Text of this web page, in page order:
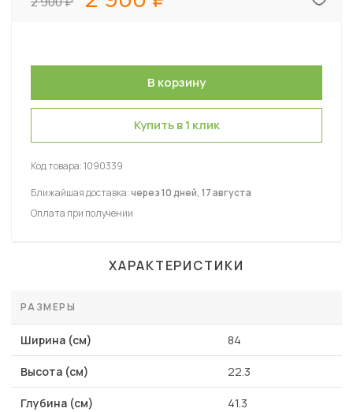
Купить в 1 клик
Код товара:1090339
Ближайшая доставка:через 10 дней, 17 августа
Оплата при получении
ХАРАКТЕРИСТИКИ
РАЗМЕРЫ
Ширина (см) 84
Высота (см) 22.3
Глубина (см) 41.3